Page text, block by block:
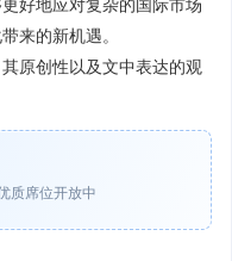
来的新机遇。
原创性以及文中表达的观
质席位开放中